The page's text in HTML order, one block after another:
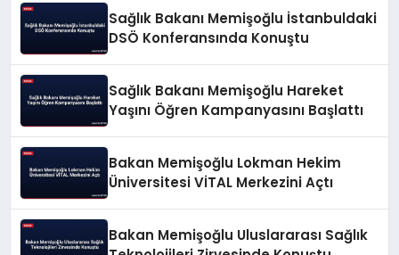
Sağlık Bakanı Memişoğlu İstanbuldaki
DSÖ Konferansında Konuştu
Sağlık Bakanı Memişoğlu Hareket
Yaşını Öğren Kampanyasını Başlattı
Bakan Memişoğlu Lokman Hekim
Üniversitesi VİTAL Merkezini Açtı
Bakan Memişoğlu Uluslararası Sağlık